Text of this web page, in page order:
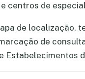
centros de
de localização,
de
Estabelecimentos